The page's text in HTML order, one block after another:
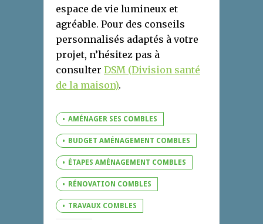
espace de vie lumineux et
agréable. Pour des conseils
personnalisés adaptés à votre
projet, n’hésitez pas à
consulter DSM (Division santé
de la maison).
AMÉNAGER SES COMBLES
BUDGET AMÉNAGEMENT COMBLES
ÉTAPES AMÉNAGEMENT COMBLES
RÉNOVATION COMBLES
TRAVAUX COMBLES